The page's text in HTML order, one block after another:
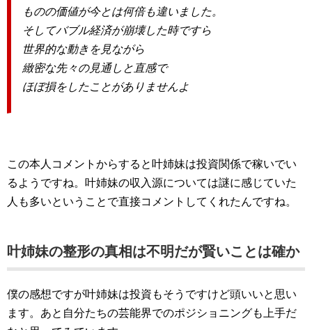
ものの価値が今とは何倍も違いました。
そしてバブル経済が崩壊した時ですら
世界的な動きを見ながら
緻密な先々の見通しと直感で
ほぼ損をしたことがありませんよ
この本人コメントからすると叶姉妹は投資関係で稼いでい
るようですね。叶姉妹の収入源については謎に感じていた
人も多いということで直接コメントしてくれたんですね。
叶姉妹の整形の真相は不明だが賢いことは確か
僕の感想ですが叶姉妹は投資もそうですけど頭いいと思い
ます。あと自分たちの芸能界でのポジショニングも上手だ